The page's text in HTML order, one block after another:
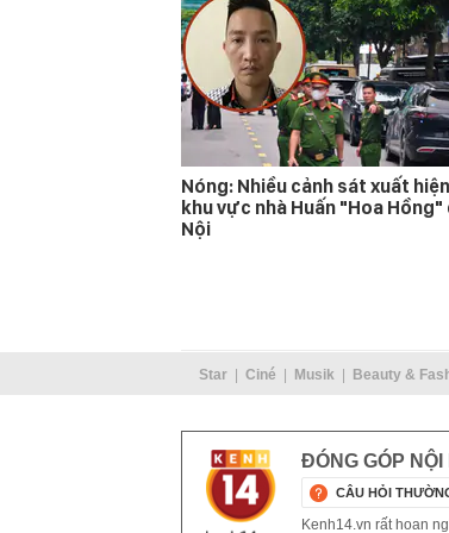
Nóng: Nhiều cảnh sát xuất
khu vực nhà Huấn "Hoa Hồng"
Nội
Star Ciné Musik Beauty &
ĐÓNG GÓP NỘI
CÂU HỎI
Kenh14.vn rất hoan